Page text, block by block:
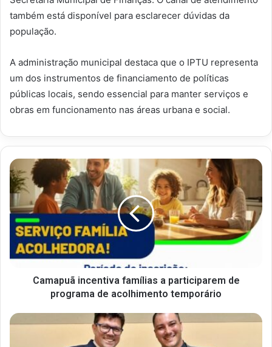
também está disponível para esclarecer dúvidas da
população.
A administração municipal destaca que o IPTU representa
um dos instrumentos de financiamento de políticas
públicas locais, sendo essencial para manter serviços e
obras em funcionamento nas áreas urbana e social.
Camapuã incentiva famílias a participarem de
programa de acolhimento temporário